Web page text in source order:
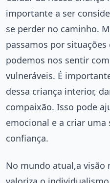
importante a ser
se perder no caminho.
passamos por
podemos nos sentir
vulneráveis. É
dessa criança interior,
compaixão. Isso pode
emocional e a criar uma
confiança.
No mundo atual,a visão